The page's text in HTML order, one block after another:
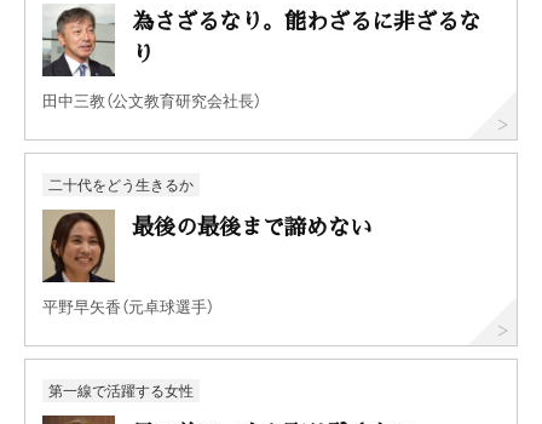
為さざるなり。能わざるに非ざるな
り
田中三教（公文教育研究会社長）
二十代をどう生きるか
最後の最後まで諦めない
平野早矢香（元卓球選手）
第一線で活躍する女性